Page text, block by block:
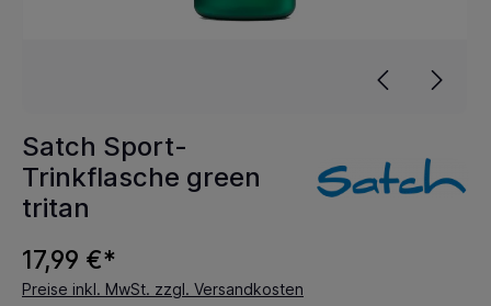
Satch Sport-
Trinkflasche green
tritan
17,99 €*
Preise inkl. MwSt. zzgl. Versandkosten